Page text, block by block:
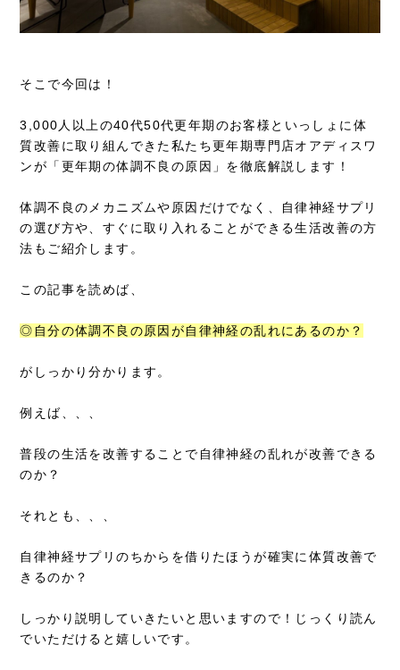
そこで今回は！
3,000人以上の40代50代更年期のお客様といっしょに体
質改善に取り組んできた私たち更年期専門店オアディスワ
ンが「更年期の体調不良の原因」を徹底解説します！
体調不良のメカニズムや原因だけでなく、自律神経サプリ
の選び方や、すぐに取り入れることができる生活改善の方
法もご紹介します。
この記事を読めば、
◎自分の体調不良の原因が自律神経の乱れにあるのか？
がしっかり分かります。
例えば、、、
普段の生活を改善することで自律神経の乱れが改善できる
のか？
それとも、、、
自律神経サプリのちからを借りたほうが確実に体質改善で
きるのか？
しっかり説明していきたいと思いますので！じっくり読ん
でいただけると嬉しいです。